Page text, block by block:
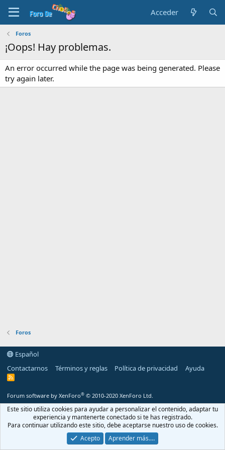
Acceder
Foros
¡Oops! Hay problemas.
An error occurred while the page was being generated. Please
try again later.
Foros
Español
Contactarnos
Términos y reglas Política de privacidad Ayuda
R
Forum software by XenForo® © 2010-2020 XenForo Ltd.
Este sitio utiliza cookies para ayudar a personalizar el contenido, adaptar tu
experiencia y mantenerte conectado si te has registrado.
Para continuar utilizando este sitio, debe aceptarse nuestro uso de cookies.
Acepto
Aprender más.…